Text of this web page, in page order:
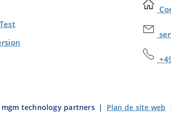
technology partners| Plan de site web